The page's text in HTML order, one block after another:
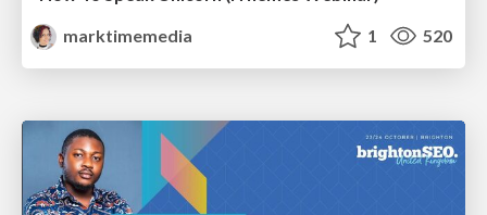
marktimemedia
1 520